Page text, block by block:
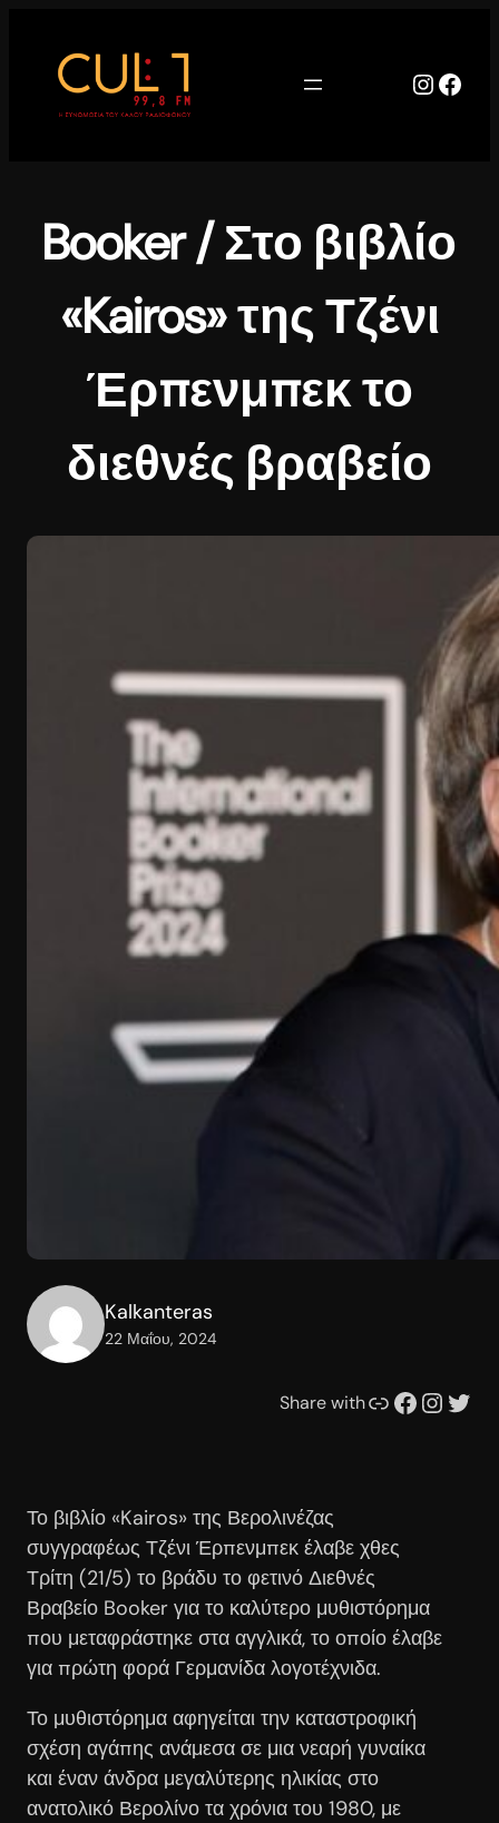
περιεχόμενο
Booker / Στο βιβλίο
«Kairos» της Τζένι
Έρπενμπεκ το
διεθνές βραβείο
Kalkanteras
22 Μαΐου, 2024
Share withΣυνδέσμου Facebook Instagram Twitter
Το βιβλίο «Kairos» της Βερολινέζας
συγγραφέως Τζένι Έρπενμπεκ έλαβε χθες
Τρίτη (21/5) το βράδυ το φετινό Διεθνές
Βραβείο Booker για το καλύτερο μυθιστόρημα
που μεταφράστηκε στα αγγλικά, το οποίο έλαβε
για πρώτη φορά Γερμανίδα λογοτέχνιδα.
Το μυθιστόρημα αφηγείται την καταστροφική
σχέση αγάπης ανάμεσα σε μια νεαρή γυναίκα
και έναν άνδρα μεγαλύτερης ηλικίας στο
ανατολικό Βερολίνο τα χρόνια του 1980, με